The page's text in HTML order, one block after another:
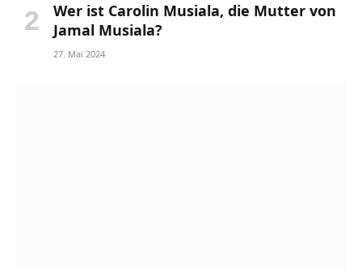
Wer ist Carolin Musiala, die Mutter von
Jamal Musiala?
27. Mai 2024